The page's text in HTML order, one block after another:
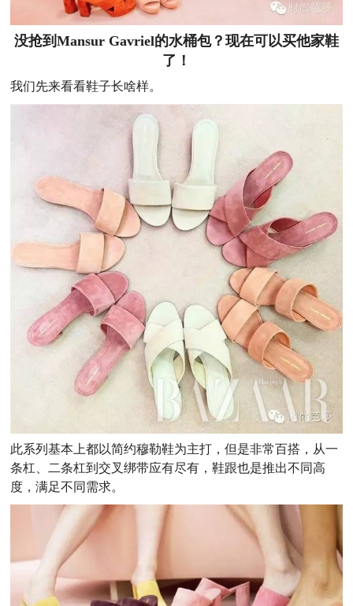
没抢到Mansur Gavriel的水桶包？ 现在可以买他家鞋
了！
我们先来看看鞋子长啥样。
此系列基本上都以简约穆勒鞋为主打，但是非常百搭，从一
条杠、二条杠到交叉绑带应有尽有，鞋跟也是推出不同高
度，满足不同需求。